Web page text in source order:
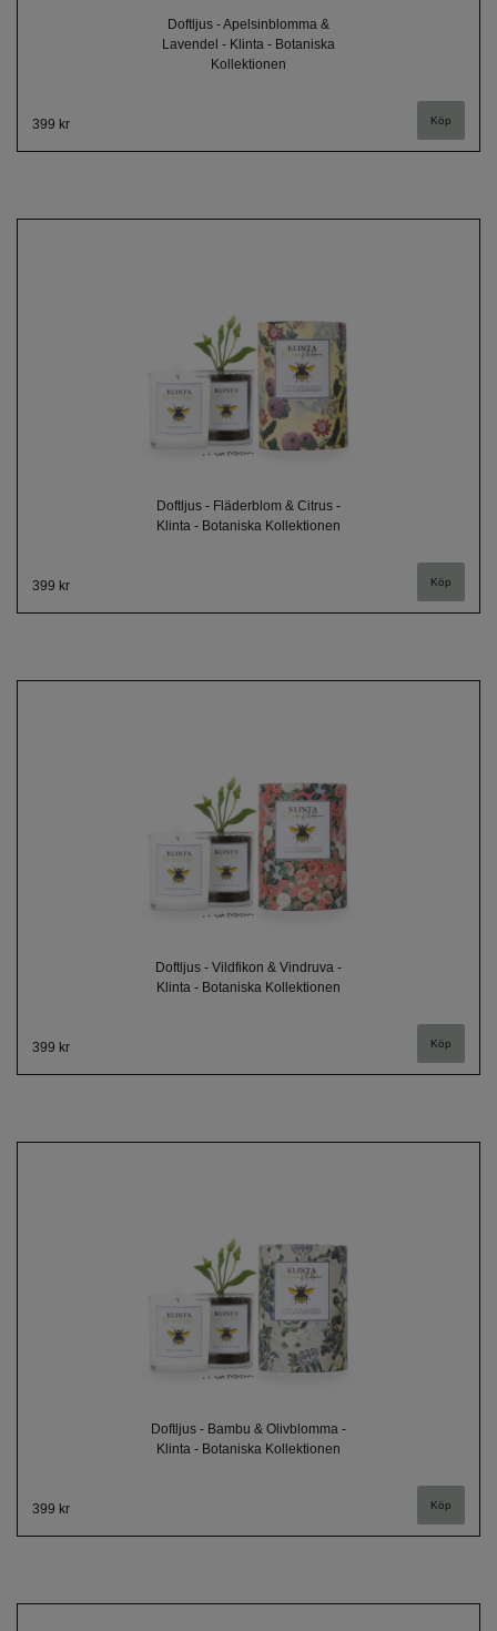
Doftljus - Apelsinblomma &
Lavendel - Klinta - Botaniska
Kollektionen
399 kr
Doftljus - Fläderblom & Citrus -
Klinta - Botaniska Kollektionen
399 kr
Doftljus - Vildfikon & Vindruva -
Klinta - Botaniska Kollektionen
399 kr
Doftljus - Bambu & Olivblomma -
Klinta - Botaniska Kollektionen
399 kr